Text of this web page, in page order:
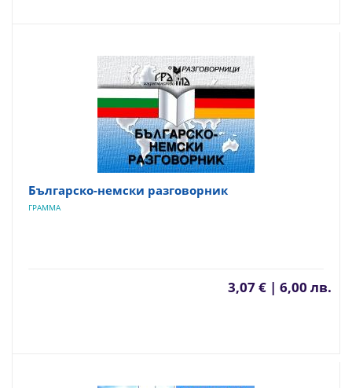
Българско-немски разговорник
ГРАММА
3,07 € | 6,00 лв.